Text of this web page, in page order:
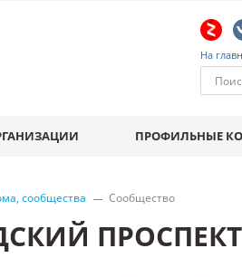
На
ПРОФИЛЬНЫЕ
сообщества Сообщество